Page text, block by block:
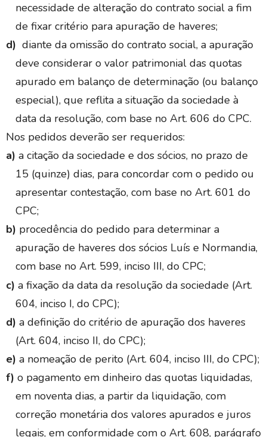
necessidade de alteração do contrato social a fim
de fixar critério para apuração de haveres;
d) diante da omissão do contrato social, a apuração
deve considerar o valor patrimonial das quotas
apurado em balanço de determinação (ou balanço
especial), que reflita a situação da sociedade à
data da resolução, com base no Art. 606 do CPC.
Nos pedidos deverão ser requeridos:
a) a citação da sociedade e dos sócios, no prazo de
15 (quinze) dias, para concordar com o pedido ou
apresentar contestação, com base no Art. 601 do
CPC;
b) procedência do pedido para determinar a
apuração de haveres dos sócios Luís e Normandia,
com base no Art. 599, inciso III, do CPC;
c) a fixação da data da resolução da sociedade (Art.
604, inciso I, do CPC);
d) a definição do critério de apuração dos haveres
(Art. 604, inciso II, do CPC);
e) a nomeação de perito (Art. 604, inciso III, do CPC);
f) o pagamento em dinheiro das quotas liquidadas,
em noventa dias, a partir da liquidação, com
correção monetária dos valores apurados e juros
legais, em conformidade com o Art. 608, parágrafo